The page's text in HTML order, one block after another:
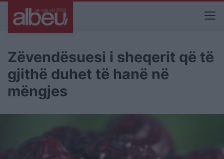
Zëvendësuesi i sheqerit që të
gjithë duhet të hanë në
mëngjes